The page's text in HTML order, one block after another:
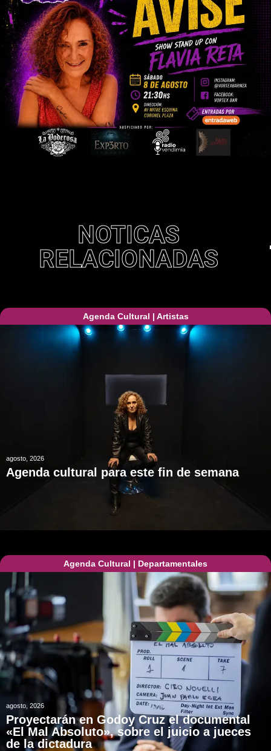
NOTICAS
RELACIONADAS
Agenda Cultural | Artistas
agosto, 2026
Agenda cultural para este fin de semana
Agenda Cultural | Departamentales
agosto, 2026
Proyectarán en Godoy Cruz el documental
«El Mal Absoluto», sobre el juicio a jueces
de la dictadura